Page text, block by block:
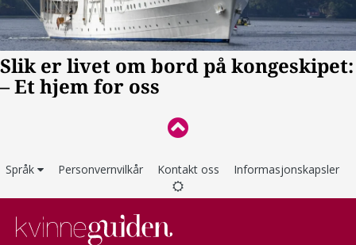
Språk Personvernvilkår Kontakt oss Informasjonskapsler